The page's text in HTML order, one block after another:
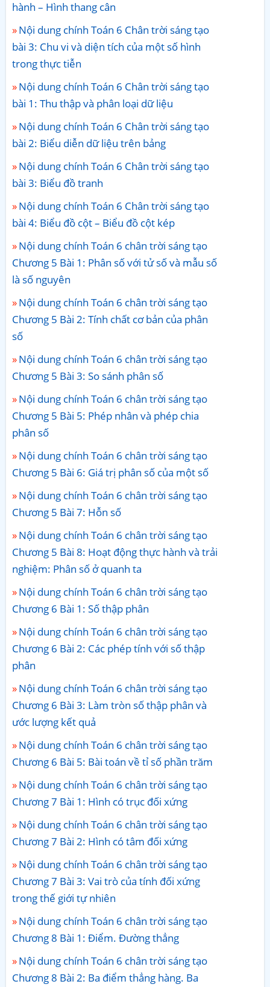
hành – Hình thang cân
Nội dung chính Toán 6 Chân trời sáng tạo
bài 3: Chu vi và diện tích của một số hình
trong thực tiễn
Nội dung chính Toán 6 Chân trời sáng tạo
bài 1: Thu thập và phân loại dữ liệu
Nội dung chính Toán 6 Chân trời sáng tạo
bài 2: Biểu diễn dữ liệu trên bảng
Nội dung chính Toán 6 Chân trời sáng tạo
bài 3: Biểu đồ tranh
Nội dung chính Toán 6 Chân trời sáng tạo
bài 4: Biểu đồ cột – Biểu đồ cột kép
Nội dung chính Toán 6 chân trời sáng tạo
Chương 5 Bài 1: Phân số với tử số và mẫu số
là số nguyên
Nội dung chính Toán 6 chân trời sáng tạo
Chương 5 Bài 2: Tính chất cơ bản của phân
số
Nội dung chính Toán 6 chân trời sáng tạo
Chương 5 Bài 3: So sánh phân số
Nội dung chính Toán 6 chân trời sáng tạo
Chương 5 Bài 5: Phép nhân và phép chia
phân số
Nội dung chính Toán 6 chân trời sáng tạo
Chương 5 Bài 6: Giá trị phân số của một số
Nội dung chính Toán 6 chân trời sáng tạo
Chương 5 Bài 7: Hỗn số
Nội dung chính Toán 6 chân trời sáng tạo
Chương 5 Bài 8: Hoạt động thực hành và trải
nghiệm: Phân số ở quanh ta
Nội dung chính Toán 6 chân trời sáng tạo
Chương 6 Bài 1: Số thập phân
Nội dung chính Toán 6 chân trời sáng tạo
Chương 6 Bài 2: Các phép tính với số thập
phân
Nội dung chính Toán 6 chân trời sáng tạo
Chương 6 Bài 3: Làm tròn số thập phân và
ước lượng kết quả
Nội dung chính Toán 6 chân trời sáng tạo
Chương 6 Bài 5: Bài toán về tỉ số phần trăm
Nội dung chính Toán 6 chân trời sáng tạo
Chương 7 Bài 1: Hình có trục đối xứng
Nội dung chính Toán 6 chân trời sáng tạo
Chương 7 Bài 2: Hình có tâm đối xứng
Nội dung chính Toán 6 chân trời sáng tạo
Chương 7 Bài 3: Vai trò của tính đối xứng
trong thế giới tự nhiên
Nội dung chính Toán 6 chân trời sáng tạo
Chương 8 Bài 1: Điểm. Đường thẳng
Nội dung chính Toán 6 chân trời sáng tạo
Chương 8 Bài 2: Ba điểm thẳng hàng. Ba